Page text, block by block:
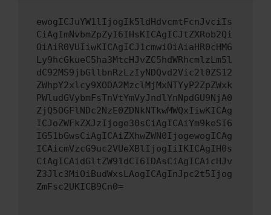
ewogICJuYW1lIjogIk5ldHdvcmtFcnJvciIs
CiAgImNvbmZpZyI6IHsKICAgICJtZXRob2Qi
OiAiR0VUIiwKICAgICJ1cmwiOiAiaHR0cHM6
Ly9hcGkueC5ha3MtcHJvZC5hdWRhcmlzLm5l
dC92MS9jbGllbnRzLzIyNDQvd2Vic2l0ZS12
ZWhpY2xlcy9XODA2MzclMjMxNTYyP2ZpZWxk
PWludGVybmFsTnVtYmVyJndlYnNpdGU9NjA0
ZjQ5OGFlNDc2NzE0ZDNkNTkwMWQxIiwKICAg
ICJoZWFkZXJzIjoge30sCiAgICAiYm9keSI6
IG51bGwsCiAgICAiZXhwZWN0IjogewogICAg
ICAicmVzcG9uc2VUeXBlIjogIiIKICAgIH0s
CiAgICAidGltZW91dCI6IDAsCiAgICAicHJv
Z3Jlc3MiOiBudWxsLAogICAgInJpc2t5Ijog
ZmFsc2UKICB9Cn0=